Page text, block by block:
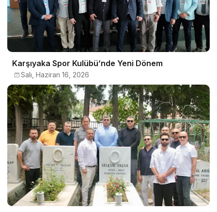
Karşıyaka Spor Kulübü’nde Yeni Dönem
Salı, Haziran 16, 2026